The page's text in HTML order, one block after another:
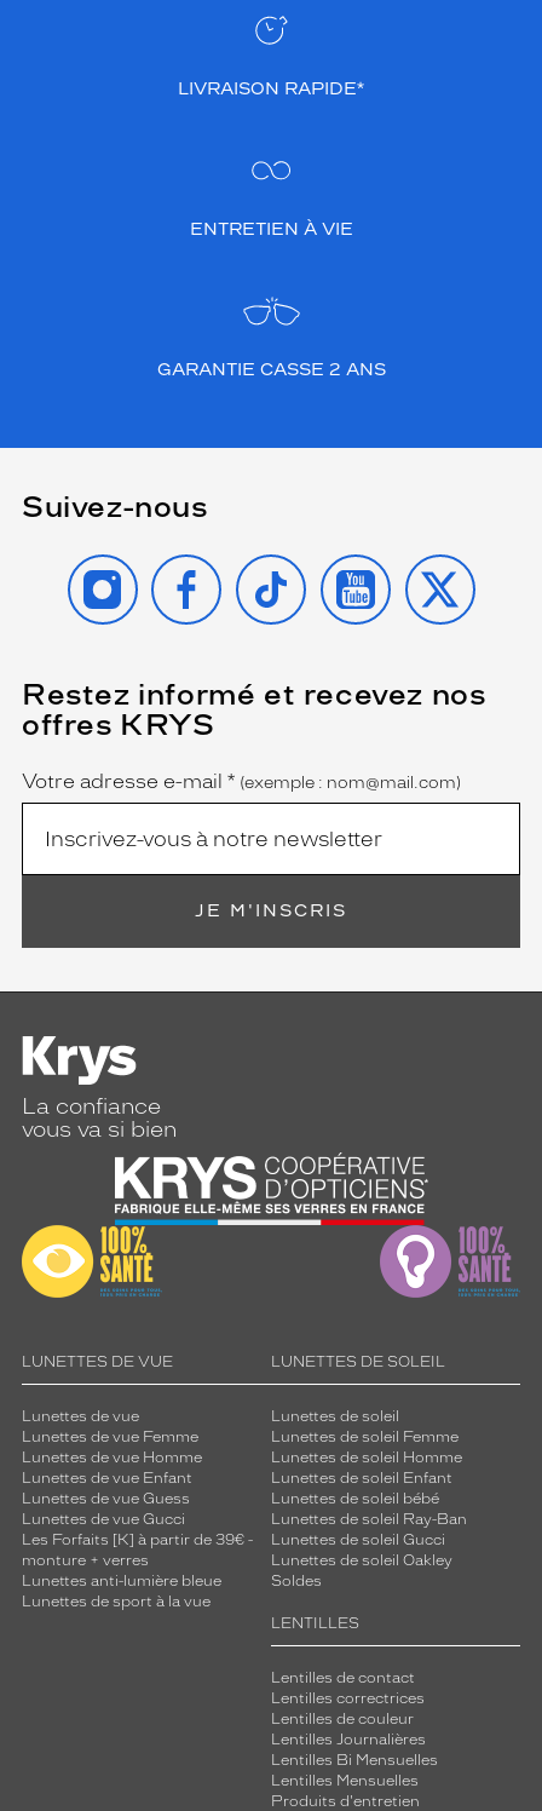
LIVRAISON RAPIDE*
ENTRETIEN À VIE
GARANTIE CASSE 2 ANS
Suivez-nous
INSTAGRAMFACEBOOK
TIKTOK YOUTUBE
X
Restez informé et recevez nos
offres KRYS
Name
Votre adresse e-mail *
(Ce
champ
est
obligatoire)
(exemple : nom@mail.com)
JE M'INSCRIS
La confiance
vous va si bien
LUNETTES DE VUE
Lunettes de vue
Lunettes de vue Femme
Lunettes de vue Homme
Lunettes de vue Enfant
Lunettes de vue Guess
Lunettes de vue Gucci
Les Forfaits [K] à partir de 39€ -
monture + verres
Lunettes anti-lumière bleue
Lunettes de sport à la vue
LUNETTES DE SOLEIL
Lunettes de soleil
Lunettes de soleil Femme
Lunettes de soleil Homme
Lunettes de soleil Enfant
Lunettes de soleil bébé
Lunettes de soleil Ray-Ban
Lunettes de soleil Gucci
Lunettes de soleil Oakley
Soldes
LENTILLES
Lentilles de contact
Lentilles correctrices
Lentilles de couleur
Lentilles Journalières
Lentilles Bi Mensuelles
Lentilles Mensuelles
Produits d'entretien